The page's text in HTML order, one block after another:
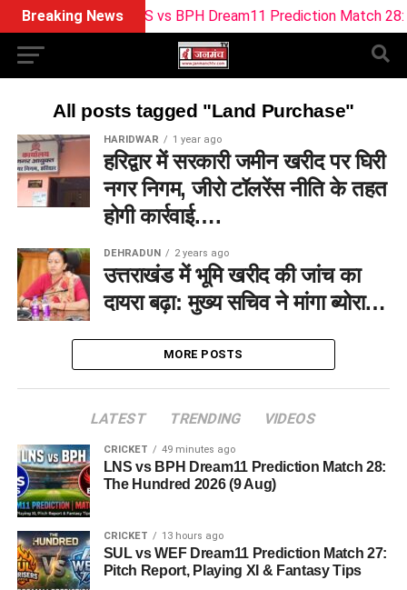
Breaking NewsLNS vs BPH Dream11 Prediction Match 28:
All posts tagged "Land Purchase"
HARIDWAR 1 year ago
हरिद्वार में सरकारी जमीन खरीद पर घिरी
नगर निगम, जीरो टॉलरेंस नीति के तहत
होगी कार्रवाई….
DEHRADUN 2 years ago
उत्तराखंड में भूमि खरीद की जांच का
दायरा बढ़ा: मुख्य सचिव ने मांगा ब्योरा…
MORE POSTS
LATEST TRENDING VIDEOS
CRICKET 49 minutes ago
LNS vs BPH Dream11 Prediction Match 28:
The Hundred 2026 (9 Aug)
CRICKET 13 hours ago
SUL vs WEF Dream11 Prediction Match 27:
Pitch Report, Playing XI & Fantasy Tips